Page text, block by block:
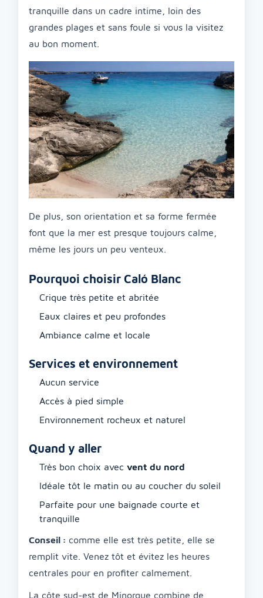
tranquille dans un cadre intime, loin des
grandes plages et sans foule si vous la visitez
au bon moment.
De plus, son orientation et sa forme fermée
font que la mer est presque toujours calme,
même les jours un peu venteux.
Pourquoi choisir Caló Blanc
Crique très petite et abritée
Eaux claires et peu profondes
Ambiance calme et locale
Services et environnement
Aucun service
Accès à pied simple
Environnement rocheux et naturel
Quand y aller
Très bon choix avec vent du nord
Idéale tôt le matin ou au coucher du soleil
Parfaite pour une baignade courte et
tranquille
Conseil : comme elle est très petite, elle se
remplit vite. Venez tôt et évitez les heures
centrales pour en profiter calmement.
La côte sud-est de Minorque combine de